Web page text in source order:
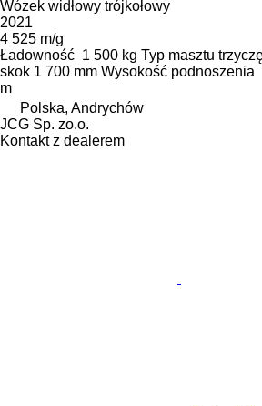
Wózek widłowy trójkołowy
2021
4 525 m/g
Ładowność 1 500 kg Typ masztu
skok 1 700 mm Wysokość podnoszenia
m
Polska, Andrychów
JCG Sp. zo.o.
Kontakt z dealerem